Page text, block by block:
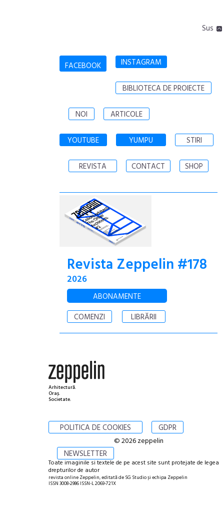
Sus
FACEBOOK INSTAGRAM
BIBLIOTECA DE PROIECTE
NOI ARTICOLE
YOUTUBE YUMPU STIRI
REVISTA CONTACT SHOP
Revista Zeppelin #178
2026
ABONAMENTE
COMENZI
LIBRĂRII
Arhitectură.
Oraș.
Societate.
POLITICA DE COOKIES GDPR
NEWSLETTER
© 2026 zeppelin
Toate imaginile si textele de pe acest site sunt protejate de legea
drepturilor de autor
revista online Zeppelin, editată de SG Studio și echipa Zeppelin
ISSN 3008-2986 ISSN-L 2069-721X